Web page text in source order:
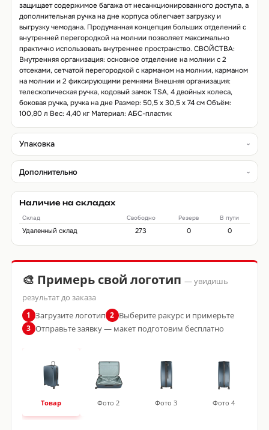
защищает содержимое багажа от несанкционированного доступа, а
дополнительная ручка на дне корпуса облегчает загрузку и
выгрузку чемодана. Продуманная концепция больших отделений с
внутренней перегородкой на молнии позволяет максимально
практично использовать внутреннее пространство. СВОЙСТВА:
Внутренняя организация: основное отделение на молнии с 2
отсеками, сетчатой перегородкой с карманом на молнии, карманом
на молнии и 2 фиксирующими ремнями Внешняя организация:
телескопическая ручка, кодовый замок TSA, 4 двойных колеса,
боковая ручка, ручка на дне Размер: 50,5 x 30,5 x 74 см Объём:
100,80 л Вес: 4,40 кг Материал: АБС-пластик
Упаковка
Дополнительно
Наличие на складах
Склад Свободно Резерв В пути
Удаленный склад 273 0 0
🎨 Примерь свой логотип — увидишь
результат до заказа
1 Загрузите логотип 2 Выберите ракурс и примерьте
3 Отправьте заявку — макет подготовим бесплатно
Товар Фото 2 Фото 3 Фото 4